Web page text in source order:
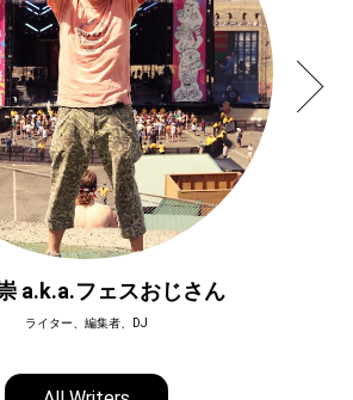
a.k.a.フェスおじさん
ライター、編集者、DJ